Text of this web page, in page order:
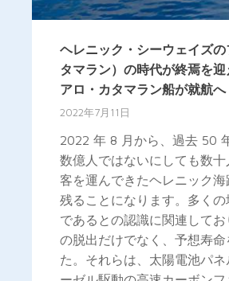
ヘレニック・シーウェイズ
タマラン）の時代が終焉を
アロ・カタマラン船が就航へ
2022年7月11日
2022 年 8 月から、過去 50
数億人ではないにしても数
客を運んできたヘレニック
残ることになります。多く
であるとの認識に関連して
の脱出だけでなく、予想寿
た。それらは、太陽電池パ